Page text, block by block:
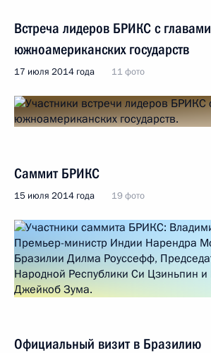
Встреча лидеров БРИКС с главами
южноамериканских государств
17 июля 2014 года 11 фото
Саммит БРИКС
15 июля 2014 года 19 фото
Официальный визит в Бразилию